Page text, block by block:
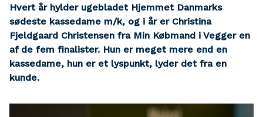
Hvert år hylder ugebladet Hjemmet Danmarks
sødeste kassedame m/k, og i år er Christina
Fjeldgaard Christensen fra Min Købmand i Vegger en
af de fem finalister. Hun er meget mere end en
kassedame, hun er et lyspunkt, lyder det fra en
kunde.